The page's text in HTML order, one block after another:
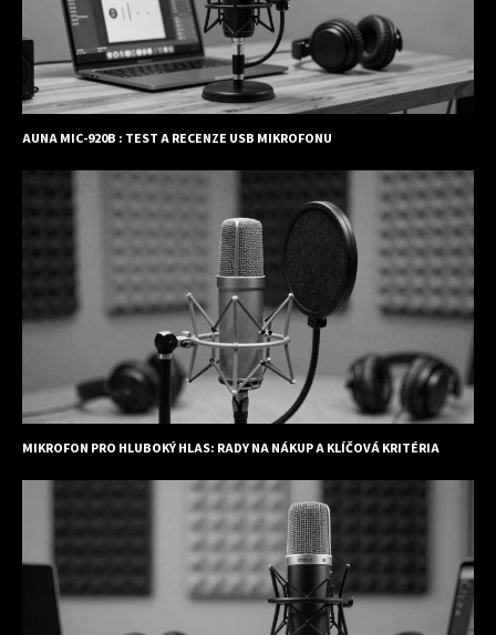
AUNA MIC-920B : TEST A RECENZE USB MIKROFONU
MIKROFON PRO HLUBOKÝ HLAS: RADY NA NÁKUP A KLÍČOVÁ KRITÉRIA